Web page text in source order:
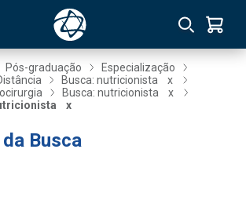
Pós-graduação
Especialização
Busca: nutricionista
x
Busca: nutricionista
x
x
Busca